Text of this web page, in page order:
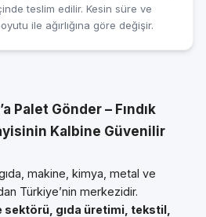
teslim edilir. Kesin süre ve
ile ağırlığına göre değişir.
Palet Gönder – Fındık
Kalbine Güvenilir
makine, kimya, metal ve
Türkiye’nin merkezidir.
sektörü, gıda üretimi, tekstil,